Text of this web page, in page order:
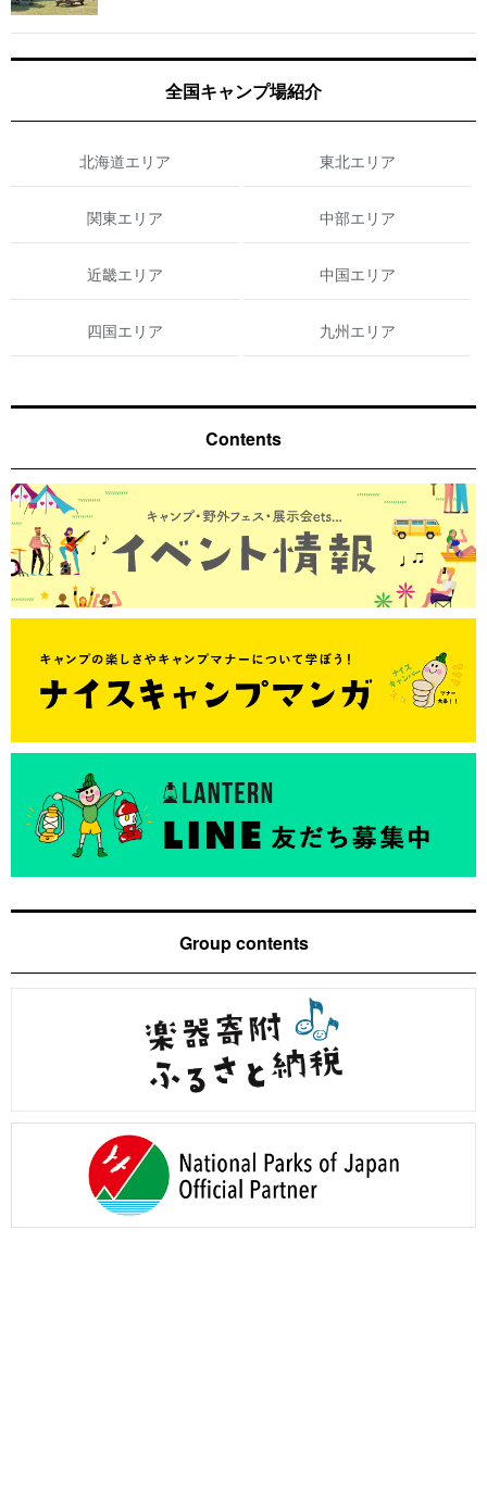
全国キャンプ場紹介
北海道エリア 東北エリア
関東エリア 中部エリア
近畿エリア 中国エリア
四国エリア 九州エリア
Contents
Group contents